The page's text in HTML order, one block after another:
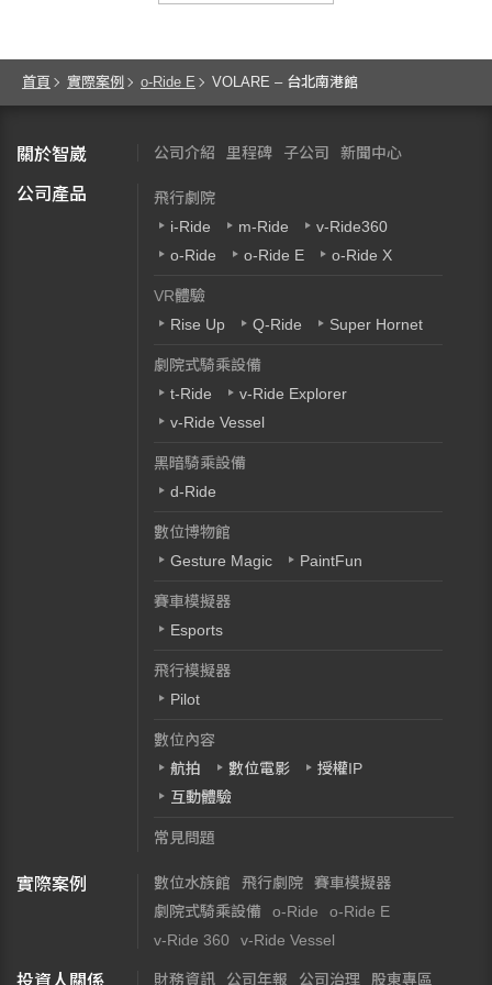
首頁 實際案例 o-Ride E VOLARE – 台北南港館
關於智崴 公司介紹 里程碑 子公司 新聞中心
公司產品
飛行劇院
i-Ride
m-Ride
v-Ride360
o-Ride
o-Ride E o-Ride X
VR體驗
Rise Up
Q-Ride Super Hornet
劇院式騎乘設備
t-Ride
v-Ride Explorer
v-Ride Vessel
黑暗騎乘設備
d-Ride
數位博物館
Gesture Magic
PaintFun
賽車模擬器
Esports
飛行模擬器
Pilot
數位內容
航拍
數位電影
授權IP
互動體驗
常見問題
實際案例 數位水族館 飛行劇院
賽車模擬器
劇院式騎乘設備
o-Ride
o-Ride E
v-Ride 360
v-Ride Vessel
財務資訊 公司年報 公司治理 股東專區